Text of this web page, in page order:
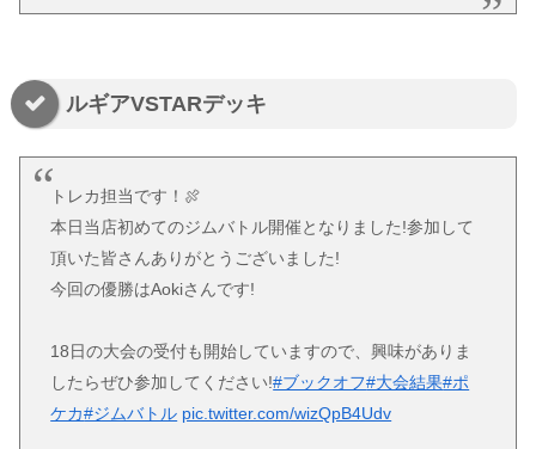
ルギアVSTARデッキ
トレカ担当です！🍖
本日当店初めてのジムバトル開催となりました!参加して
頂いた皆さんありがとうございました!
今回の優勝はAokiさんです!
18日の大会の受付も開始していますので、興味がありま
したらぜひ参加してください!#ブックオフ#大会結果#ポ
ケカ#ジムバトル pic.twitter.com/wizQpB4Udv